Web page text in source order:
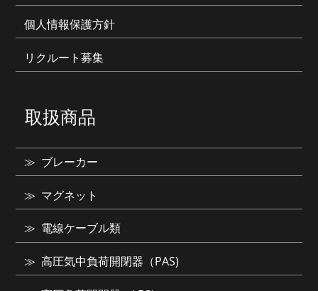
個人情報保護方針
リクルート募集
取扱商品
ブレーカー
マグネット
電線ケーブル類
高圧気中負荷開閉器（PAS)